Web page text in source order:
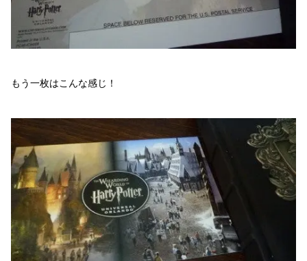
もう一枚はこんな感じ！